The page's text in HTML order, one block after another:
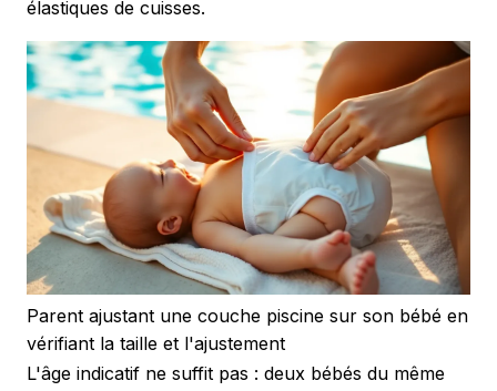
élastiques de cuisses.
Parent ajustant une couche piscine sur son bébé en
vérifiant la taille et l'ajustement
L'âge indicatif ne suffit pas : deux bébés du même